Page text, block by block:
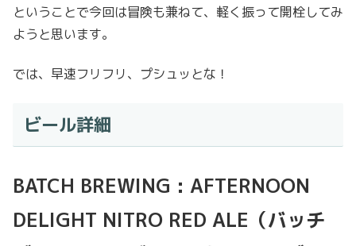
ということで今回は冒険も兼ねて、軽く振って開栓してみ
ようと思います。
では、早速フリフリ、プシュッとな！
ビール詳細
BATCH BREWING : AFTERNOON
DELIGHT NITRO RED ALE（バッチ